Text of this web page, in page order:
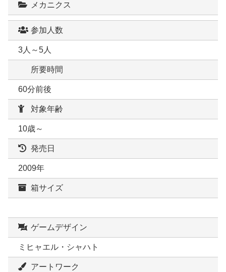
メカニクス
参加人数
3人～5人
所要時間
60分前後
対象年齢
10歳～
発売日
2009年
箱サイズ
ゲームデザイン
ミヒャエル・シャハト
アートワーク